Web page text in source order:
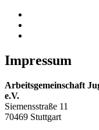
Impressum
Arbeitsgemeinschaft
e.V.
Siemensstraße 11
70469 Stuttgart